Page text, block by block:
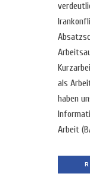
als
haben
Arbeit